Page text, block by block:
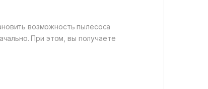
возможность пылесоса
При этом, вы получаете